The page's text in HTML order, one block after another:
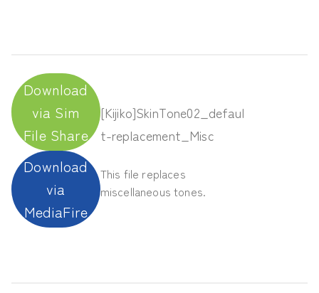
Download
via Sim
File Share
Download
via
MediaFire
[Kijiko]SkinTone02_defaul
t-replacement_Misc
This file replaces
miscellaneous tones.